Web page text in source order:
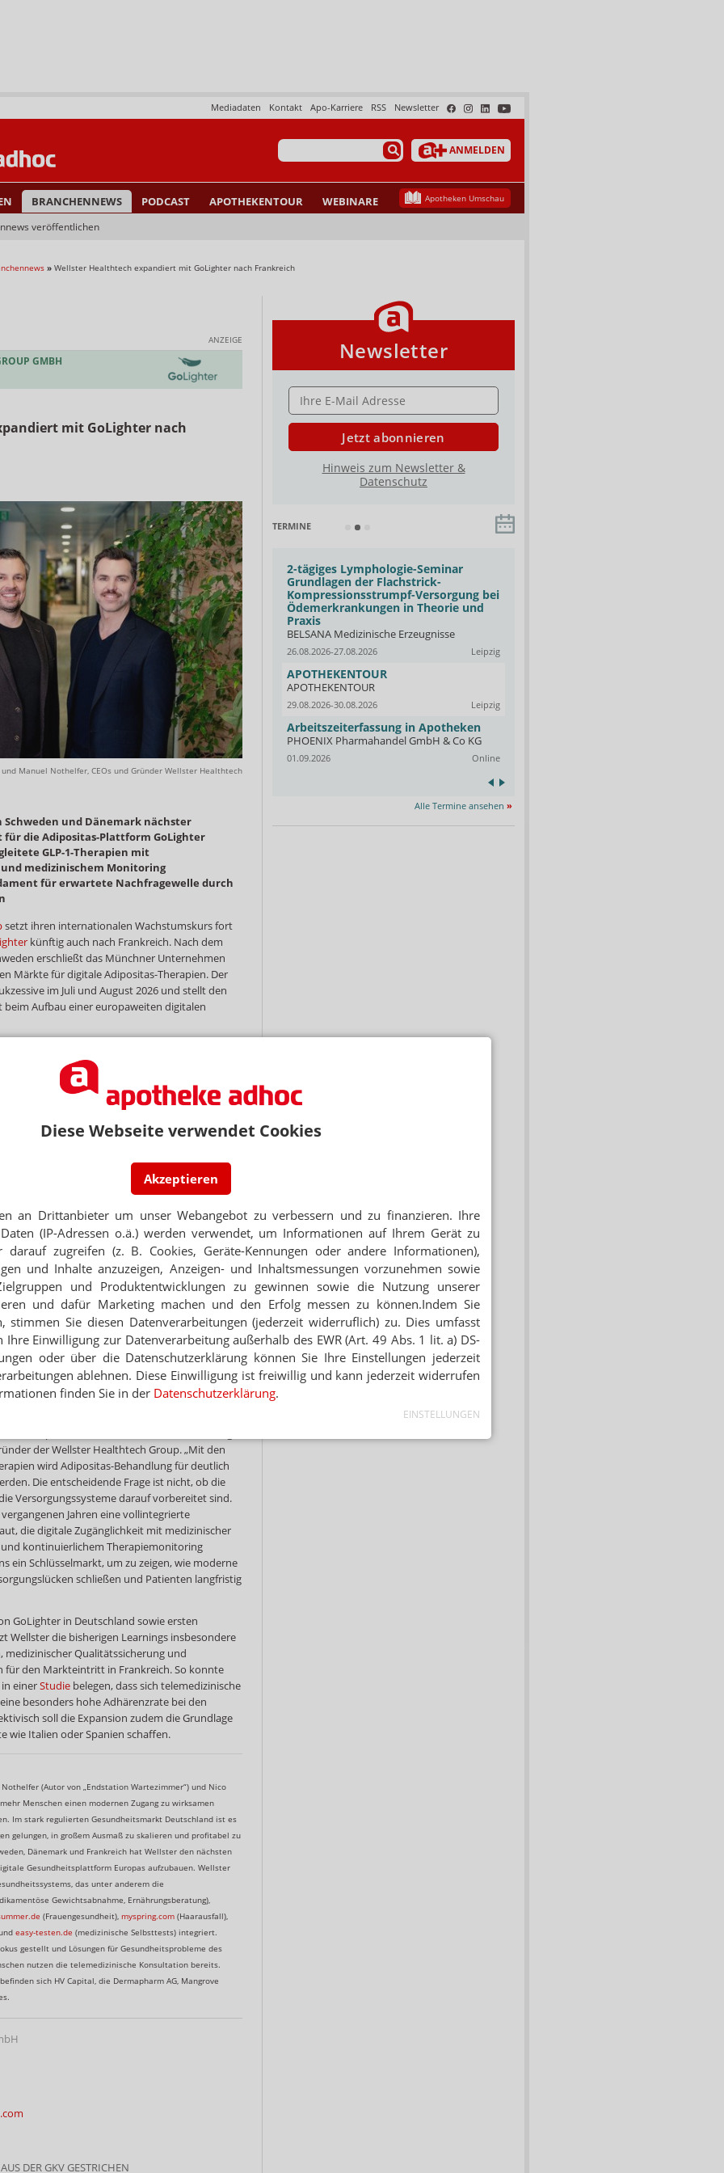
Diese Webseite verwendet Cookies
Akzeptieren
an Drittanbieter um unser Webangebot zu verbessern und zu finanzieren. Ihre
(IP-Adressen o.ä.) werden verwendet, um Informationen auf Ihrem Gerät zu
zugreifen (z. B. Cookies, Geräte-Kennungen oder andere Informationen),
und Inhalte anzuzeigen, Anzeigen- und Inhaltsmessungen vorzunehmen sowie
und Produktentwicklungen zu gewinnen sowie die Nutzung unserer
und dafür Marketing machen und den Erfolg messen zu können.Indem Sie
stimmen Sie diesen Datenverarbeitungen (jederzeit widerruflich) zu. Dies umfasst
Ihre Einwilligung zur Datenverarbeitung außerhalb des EWR (Art. 49 Abs. 1 lit. a) DS-
oder über die Datenschutzerklärung können Sie Ihre Einstellungen jederzeit
ablehnen. Diese Einwilligung ist freiwillig und kann jederzeit widerrufen
finden Sie in der Datenschutzerklärung.
EINSTELLUNGEN
Newsletter
RSS
Apo-Karriere
Kontakt
Mediadaten
ANMELDEN
BRANCHENNEWS PODCAST APOTHEKENTOUR WEBINARE Apotheken Umschau
veröffentlichen
» Wellster Healthtech expandiert mit GoLighter nach Frankreich
ANZEIGE
GMBH
mit GoLighter nach
Manuel Nothelfer, CEOs und Gründer Wellster Healthtech
und Dänemark nächster
die Adipositas-Plattform GoLighter
GLP-1-Therapien mit
medizinischem Monitoring
für erwartete Nachfragewelle durch
setzt ihren internationalen Wachstumskurs fort
künftig auch nach Frankreich. Nach dem
erschließt das Münchner Unternehmen
Märkte für digitale Adipositas-Therapien. Der
im Juli und August 2026 und stellt den
beim Aufbau einer europaweiten digitalen
die medizinisch als adipös gelten oder einen
zu den größten Adipositas-Märkten
Versorgung in diesem Bereich bislang nur
konzentrieren sich auf Rezeptservices,
angelegte Therapieansätze bislang kaum
hoch relevanter Markt mit enormem
Nothelfer, CEO und Mitgründer von
steigt die Anzahl der Menschen mit Adipositas
Versorgungseinrichtungen bereits heute an ihre
GoLighter bringen wir nun ein digitales
das Patientinnen und Patienten
Behandlung begleitet. Durch digitale und
Arztpraxen gezielt entlasten und gleichzeitig
Zugang zu einer qualitativ hochwertigen
mit Blick auf zukünftige Entwicklungen im
relevant. Branchenweit wird erwartet,
orale Medikamente den Markt in den
beschleunigen werden. Wellster sieht darin eine
als erste vollintegrierte
des Adipositas-Marktes steht noch bevor“, sagt
der Wellster Healthtech Group. „Mit den
wird Adipositas-Behandlung für deutlich
Die entscheidende Frage ist nicht, ob die
Versorgungssysteme darauf vorbereitet sind.
Jahren eine vollintegrierte
die digitale Zugänglichkeit mit medizinischer
kontinuierlichem Therapiemonitoring
ein Schlüsselmarkt, um zu zeigen, wie moderne
schließen und Patienten langfristig
GoLighter in Deutschland sowie ersten
Wellster die bisherigen Learnings insbesondere
medizinischer Qualitätssicherung und
für den Markteintritt in Frankreich. So konnte
einerStudie belegen, dass sich telemedizinische
besonders hohe Adhärenzrate bei den
soll die Expansion zudem die Grundlage
wie Italien oder Spanien schaffen.
(Autor von „Endstation Wartezimmer“) und Nico
Menschen einen modernen Zugang zu wirksamen
Im stark regulierten Gesundheitsmarkt Deutschland ist es
gelungen, in großem Ausmaß zu skalieren und profitabel zu
Dänemark und Frankreich hat Wellster den nächsten
Gesundheitsplattform Europas aufzubauen. Wellster
das unter anderem die
Gewichtsabnahme, Ernährungsberatung),
(Frauengesundheit), myspring.com (Haarausfall),
easy-testen.de (medizinische Selbsttests) integriert.
gestellt und Lösungen für Gesundheitsprobleme des
nutzen die telemedizinische Konsultation bereits.
sich HV Capital, die Dermapharm AG, Mangrove
DER GKV GESTRICHEN
Newsletter
E-MAIL ADRESSE
Jetzt abonnieren
Hinweis zum Newsletter &
Datenschutz
TERMINE
KG
Oldenburg
GEHE
Online
Aufbauseminar Experte für
rundgestrickte
Kompressionsstrümpfe
Compressana GmbH
12.08.2026 Offenbach
Clusterkopfschmerz: Symptome und
Gender Pain Gap
APOTHEKE ADHOC Webinar
19.08.2026
Fresh-up: Auffrischungskurs zur
angewandten Kompressionstherapie
AKADEMIE by Alliance Healthcare & GEHE
26.08.2026
2-tägiges Lymphologie-Seminar
Grundlagen der Flachstrick-
Kompressionsstrumpf-Versorgung bei
Ödemerkrankungen in Theorie und
Praxis
BELSANA Medizinische Erzeugnisse
26.08.2026-27.08.2026 Leipzig
APOTHEKENTOUR
APOTHEKENTOUR
29.08.2026-30.08.2026 Leipzig
Arbeitszeiterfassung in Apotheken
PHOENIX Pharmahandel GmbH & Co KG
01.09.2026 Online
Alle Termine ansehen »